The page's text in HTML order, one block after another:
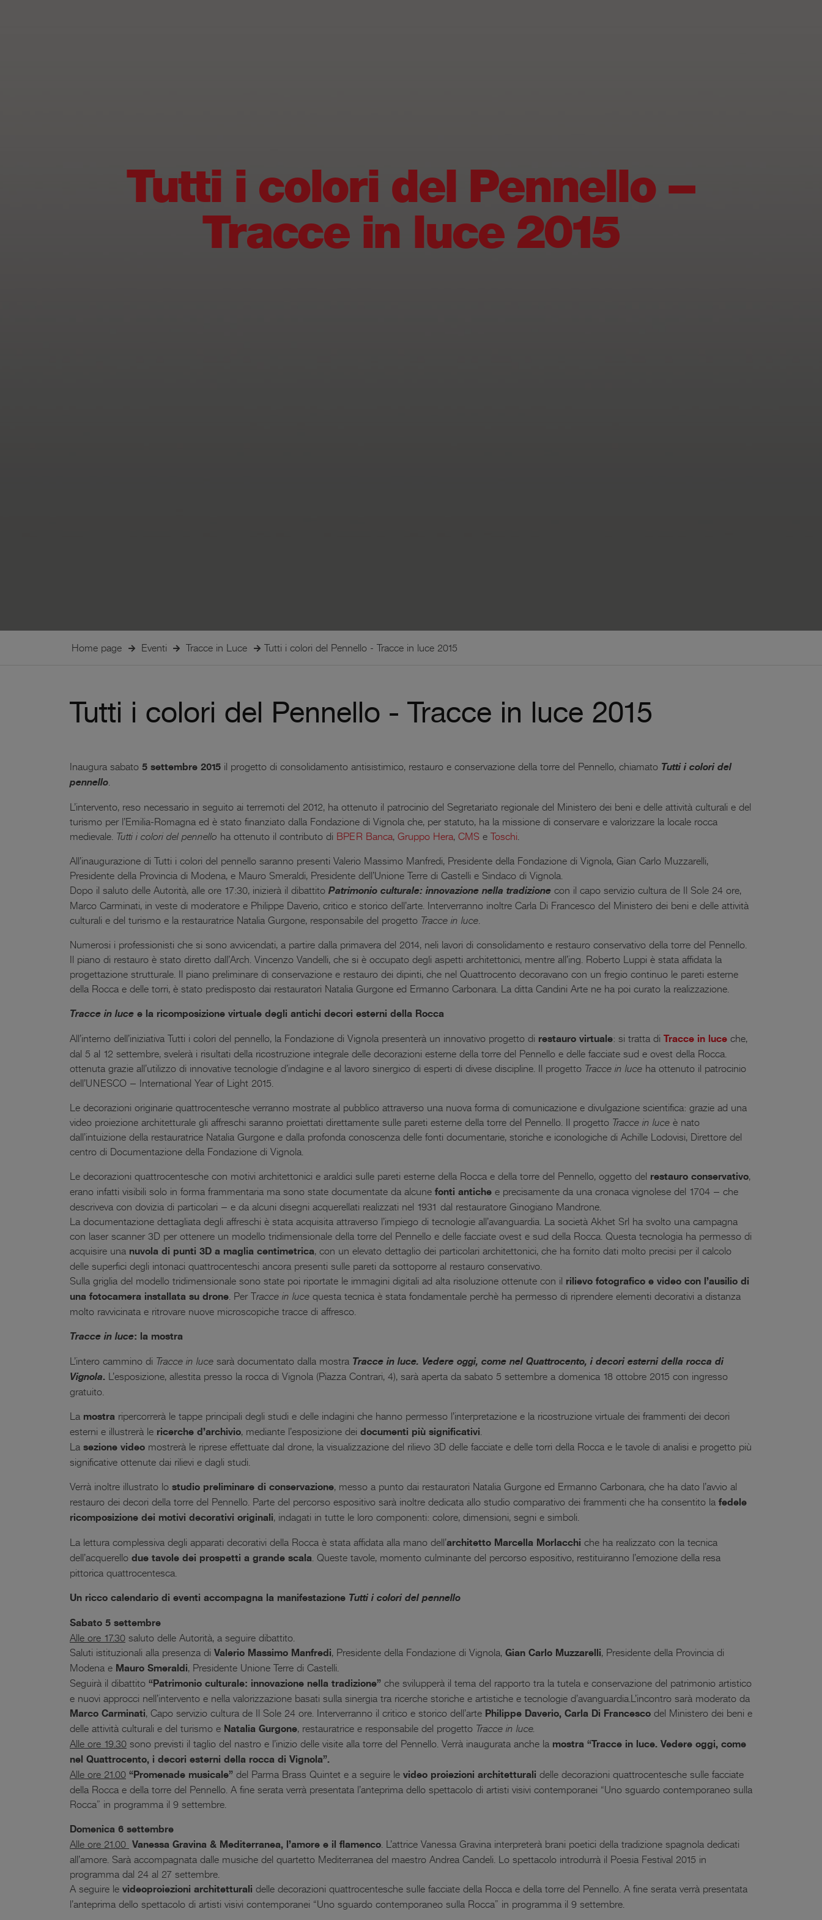
Tutti i colori del Pennello –
Tracce in luce 2015
Home page Eventi Tracce in Luce Tutti i colori del Pennello - Tracce in luce 2015
Tutti i colori del Pennello - Tracce in luce 2015
Inaugura sabato 5 settembre 2015 il progetto di consolidamento antisistimico, restauro e conservazione della torre del Pennello, chiamato Tutti i colori del
pennello.
L’intervento, reso necessario in seguito ai terremoti del 2012, ha ottenuto il patrocinio del Segretariato regionale del Ministero dei beni e delle attività culturali e del
turismo per l’Emilia-Romagna ed è stato finanziato dalla Fondazione di Vignola che, per statuto, ha la missione di conservare e valorizzare la locale rocca
medievale. Tutti i colori del pennello ha ottenuto il contributo di BPER Banca, Gruppo Hera, CMS e Toschi.
All’inaugurazione di Tutti i colori del pennello saranno presenti Valerio Massimo Manfredi, Presidente della Fondazione di Vignola, Gian Carlo Muzzarelli,
Presidente della Provincia di Modena, e Mauro Smeraldi, Presidente dell’Unione Terre di Castelli e Sindaco di Vignola.
Dopo il saluto delle Autorità, alle ore 17:30, inizierà il dibattito Patrimonio culturale: innovazione nella tradizione con il capo servizio cultura de Il Sole 24 ore,
Marco Carminati, in veste di moderatore e Philippe Daverio, critico e storico dell’arte. Interverranno inoltre Carla Di Francesco del Ministero dei beni e delle attività
culturali e del turismo e la restauratrice Natalia Gurgone, responsabile del progetto Tracce in luce.
Numerosi i professionisti che si sono avvicendati, a partire dalla primavera del 2014, neli lavori di consolidamento e restauro conservativo della torre del Pennello.
Il piano di restauro è stato diretto dall’Arch. Vincenzo Vandelli, che si è occupato degli aspetti architettonici, mentre all’ing. Roberto Luppi è stata affidata la
progettazione strutturale. Il piano preliminare di conservazione e restauro dei dipinti, che nel Quattrocento decoravano con un fregio continuo le pareti esterne
della Rocca e delle torri, è stato predisposto dai restauratori Natalia Gurgone ed Ermanno Carbonara. La ditta Candini Arte ne ha poi curato la realizzazione.
Tracce in luce e la ricomposizione virtuale degli antichi decori esterni della Rocca
All’interno dell’iniziativa Tutti i colori del pennello, la Fondazione di Vignola presenterà un innovativo progetto di restauro virtuale: si tratta di Tracce in luce che,
dal 5 al 12 settembre, svelerà i risultati della ricostruzione integrale delle decorazioni esterne della torre del Pennello e delle facciate sud e ovest della Rocca.
ottenuta grazie all’utilizzo di innovative tecnologie d’indagine e al lavoro sinergico di esperti di divese discipline. Il progetto Tracce in luce ha ottenuto il patrocinio
dell’UNESCO – International Year of Light 2015.
Le decorazioni originarie quattrocentesche verranno mostrate al pubblico attraverso una nuova forma di comunicazione e divulgazione scientifica: grazie ad una
video proiezione architetturale gli affreschi saranno proiettati direttamente sulle pareti esterne della torre del Pennello. Il progetto Tracce in luce è nato
dall’intuizione della restauratrice Natalia Gurgone e dalla profonda conoscenza delle fonti documentarie, storiche e iconologiche di Achille Lodovisi, Direttore del
centro di Documentazione della Fondazione di Vignola.
Le decorazioni quattrocentesche con motivi architettonici e araldici sulle pareti esterne della Rocca e della torre del Pennello, oggetto del restauro conservativo,
erano infatti visibili solo in forma frammentaria ma sono state documentate da alcune fonti antiche e precisamente da una cronaca vignolese del 1704 – che
descriveva con dovizia di particolari – e da alcuni disegni acquerellati realizzati nel 1931 dal restauratore Ginogiano Mandrone.
La documentazione dettagliata degli affreschi è stata acquisita attraverso l’impiego di tecnologie all’avanguardia. La società Akhet Srl ha svolto una campagna
con laser scanner 3D per ottenere un modello tridimensionale della torre del Pennello e delle facciate ovest e sud della Rocca. Questa tecnologia ha permesso di
acquisire una nuvola di punti 3D a maglia centimetrica, con un elevato dettaglio dei particolari architettonici, che ha fornito dati molto precisi per il calcolo
delle superfici degli intonaci quattrocenteschi ancora presenti sulle pareti da sottoporre al restauro conservativo.
Sulla griglia del modello tridimensionale sono state poi riportate le immagini digitali ad alta risoluzione ottenute con il rilievo fotografico e video con l’ausilio di
una fotocamera installata su drone. Per Tracce in luce questa tecnica è stata fondamentale perchè ha permesso di riprendere elementi decorativi a distanza
molto ravvicinata e ritrovare nuove microscopiche tracce di affresco.
Tracce in luce: la mostra
L’intero cammino di Tracce in luce sarà documentato dalla mostra Tracce in luce. Vedere oggi, come nel Quattrocento, i decori esterni della rocca di
Vignola. L’esposizione, allestita presso la rocca di Vignola (Piazza Contrari, 4), sarà aperta da sabato 5 settembre a domenica 18 ottobre 2015 con ingresso
gratuito.
La mostra ripercorrerà le tappe principali degli studi e delle indagini che hanno permesso l’interpretazione e la ricostruzione virtuale dei frammenti dei decori
esterni e illustrerà le ricerche d’archivio, mediante l’esposizione dei documenti più significativi.
La sezione video mostrerà le riprese effettuate dal drone, la visualizzazione del rilievo 3D delle facciate e delle torri della Rocca e le tavole di analisi e progetto più
significative ottenute dai rilievi e dagli studi.
Verrà inoltre illustrato lo studio preliminare di conservazione, messo a punto dai restauratori Natalia Gurgone ed Ermanno Carbonara, che ha dato l’avvio al
restauro dei decori della torre del Pennello. Parte del percorso espositivo sarà inoltre dedicata allo studio comparativo dei frammenti che ha consentito la fedele
ricomposizione dei motivi decorativi originali, indagati in tutte le loro componenti: colore, dimensioni, segni e simboli.
La lettura complessiva degli apparati decorativi della Rocca è stata affidata alla mano dell’architetto Marcella Morlacchi che ha realizzato con la tecnica
dell’acquerello due tavole dei prospetti a grande scala. Queste tavole, momento culminante del percorso espositivo, restituiranno l’emozione della resa
pittorica quattrocentesca.
Un ricco calendario di eventi accompagna la manifestazione Tutti i colori del pennello
Sabato 5 settembre
Alle ore 17.30 saluto delle Autorità, a seguire dibattito.
Saluti istituzionali alla presenza di Valerio Massimo Manfredi, Presidente della Fondazione di Vignola, Gian Carlo Muzzarelli, Presidente della Provincia di
Modena e Mauro Smeraldi, Presidente Unione Terre di Castelli.
Seguirà il dibattito “Patrimonio culturale: innovazione nella tradizione” che svilupperà il tema del rapporto tra la tutela e conservazione del patrimonio artistico
e nuovi approcci nell’intervento e nella valorizzazione basati sulla sinergia tra ricerche storiche e artistiche e tecnologie d’avanguardia.L’incontro sarà moderato da
Marco Carminati, Capo servizio cultura de Il Sole 24 ore. Interverranno il critico e storico dell’arte Philippe Daverio, Carla Di Francesco del Ministero dei beni e
delle attività culturali e del turismo e Natalia Gurgone, restauratrice e responsabile del progetto Tracce in luce.
Alle ore 19.30 sono previsti il taglio del nastro e l’inizio delle visite alla torre del Pennello. Verrà inaugurata anche la mostra “Tracce in luce. Vedere oggi, come
nel Quattrocento, i decori esterni della rocca di Vignola”.
Alle ore 21.00 “Promenade musicale” del Parma Brass Quintet e a seguire le video proiezioni architetturali delle decorazioni quattrocentesche sulle facciate
della Rocca e della torre del Pennello. A fine serata verrà presentata l’anteprima dello spettacolo di artisti visivi contemporanei “Uno sguardo contemporaneo sulla
Rocca” in programma il 9 settembre.
Domenica 6 settembre
Alle ore 21.00 Vanessa Gravina & Mediterranea, l’amore e il flamenco. L’attrice Vanessa Gravina interpreterà brani poetici della tradizione spagnola dedicati
all’amore. Sarà accompagnata dalle musiche del quartetto Mediterranea del maestro Andrea Candeli. Lo spettacolo introdurrà il Poesia Festival 2015 in
programma dal 24 al 27 settembre.
A seguire le videoproiezioni architetturali delle decorazioni quattrocentesche sulle facciate della Rocca e della torre del Pennello. A fine serata verrà presentata
l’anteprima dello spettacolo di artisti visivi contemporanei “Uno sguardo contemporaneo sulla Rocca” in programma il 9 settembre.